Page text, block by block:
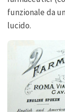
funzionale da
lucido.